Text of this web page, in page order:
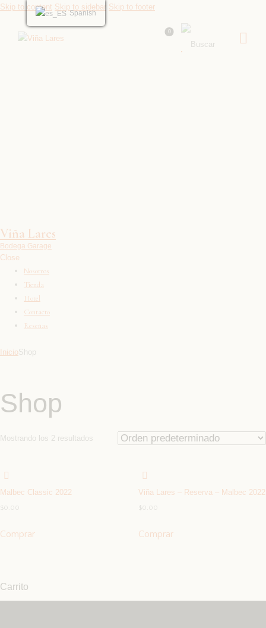
Skip to content Skip to sidebar Skip to footer
0
Viña Lares
Bodega Garage
Close
Nosotros
Tienda
Hotel
Contacto
Reseñas
InicioShop
Shop
Mostrando los 2 resultados
Malbec Classic 2022
Comprar
Viña Lares – Reserva – Malbec 2022
Comprar
Carrito
Spanish